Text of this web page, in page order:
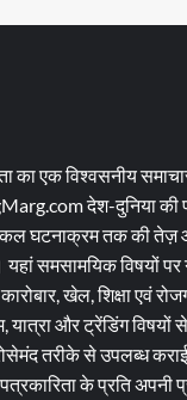
का एक विश्वसनीय
देश-दुनिया
घटनाक्रम तक की
समसामयिक विषयों पर
खेल, शिक्षा एवं
यात्रा और ट्रेंडिंग विषयों
तरीके से उपलब्ध
के प्रति अपनी